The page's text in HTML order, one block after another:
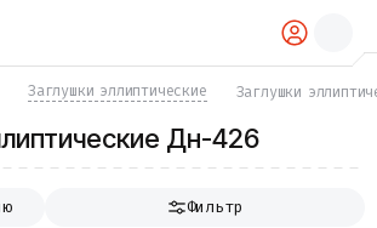
Заглушки эллиптические Заглушки
Дн-426
Фильтр